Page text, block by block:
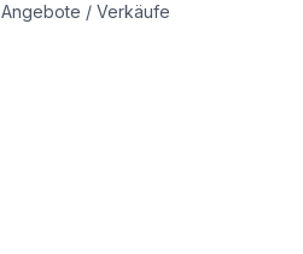
Angebote / Verkäufe